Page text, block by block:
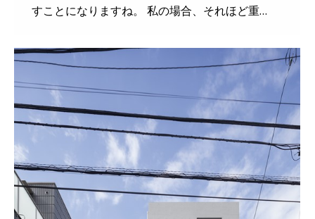
すことになりますね。 私の場合、それほど重…